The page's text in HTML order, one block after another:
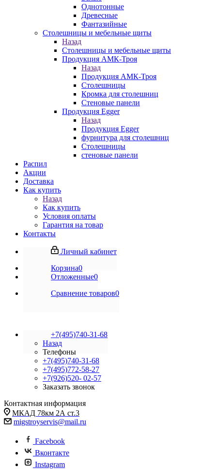
Однотонные
Древесные
Фантазийные
Столешницы и мебельные щиты
Назад
Столешницы и мебельные щиты
Продукция АМК-Троя
Назад
Продукция АМК-Троя
Столешницы
Кромка для столешниц
Стеновые панели
Продукция Egger
Назад
Продукция Egger
фурнитура для столешниц
Столешницы
стеновые панели
Распил
Акции
Доставка
Как купить
Назад
Как купить
Условия оплаты
Гарантия на товар
Контакты
Личный кабинет
Корзина0
Отложенные0
Сравнение товаров0
+7(495)740-31-68
Назад
Телефоны
+7(495)740-31-68
+7(495)772-58-27
+7(926)520- 02-57
Заказать звонок
Контактная информация
МКАД 78км 2А ст.3
migstroyservis@mail.ru
Facebook
Вконтакте
Instagram